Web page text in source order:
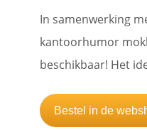
In samenwerking
kantoorhumor
beschikbaar! Het
Bestel in de